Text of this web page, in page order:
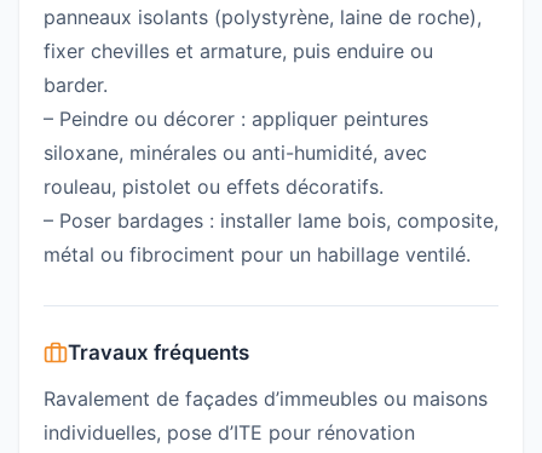
panneaux isolants (polystyrène, laine de roche),
fixer chevilles et armature, puis enduire ou
barder.
– Peindre ou décorer : appliquer peintures
siloxane, minérales ou anti-humidité, avec
rouleau, pistolet ou effets décoratifs.
– Poser bardages : installer lame bois, composite,
métal ou fibrociment pour un habillage ventilé.
Travaux fréquents
Ravalement de façades d’immeubles ou maisons
individuelles, pose d’ITE pour rénovation